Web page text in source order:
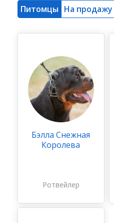
Питомцы На продажу
Бэлла Снежная
Королева
Ротвейлер